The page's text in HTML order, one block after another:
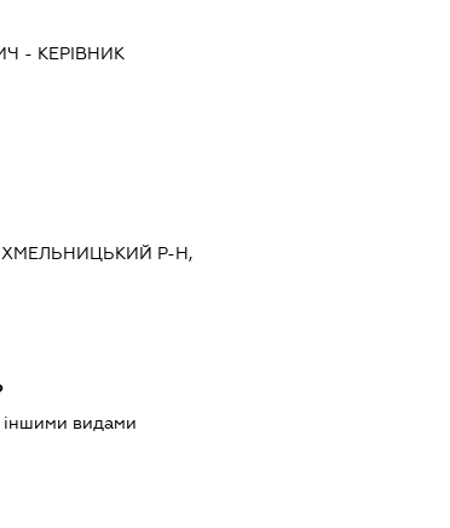
- КЕРІВНИК
ХМЕЛЬНИЦЬКИЙ Р-Н,
іншими видами